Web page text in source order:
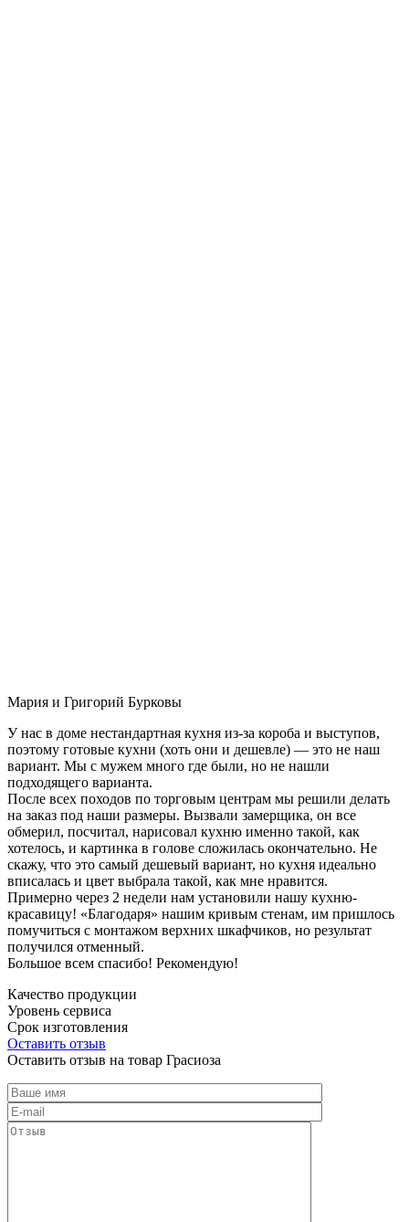
Мария и Григорий Бурковы
У нас в доме нестандартная кухня из-за короба и выступов,
поэтому готовые кухни (хоть они и дешевле) — это не наш
вариант. Мы с мужем много где были, но не нашли
подходящего варианта.
После всех походов по торговым центрам мы решили делать
на заказ под наши размеры. Вызвали замерщика, он все
обмерил, посчитал, нарисовал кухню именно такой, как
хотелось, и картинка в голове сложилась окончательно. Не
скажу, что это самый дешевый вариант, но кухня идеально
вписалась и цвет выбрала такой, как мне нравится.
Примерно через 2 недели нам установили нашу кухню-
красавицу! «Благодаря» нашим кривым стенам, им пришлось
помучиться с монтажом верхних шкафчиков, но результат
получился отменный.
Большое всем спасибо! Рекомендую!
Качество продукции
Уровень сервиса
Срок изготовления
Оставить отзыв
Оставить отзыв на товар Грасиоза